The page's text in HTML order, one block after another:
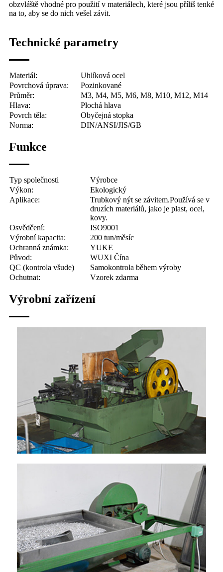
obzvláště vhodné pro použití v materiálech, které jsou příliš tenké
na to, aby se do nich vešel závit.
Technické parametry
Materiál:
Uhlíková ocel
Povrchová úprava:
Pozinkované
Průměr:
M3, M4, M5, M6, M8, M10, M12, M14
Hlava:
Plochá hlava
Povrch těla:
Obyčejná stopka
Norma:
DIN/ANSI/JIS/GB
Funkce
Typ společnosti
Výrobce
Výkon:
Ekologický
Aplikace:
Trubkový nýt se závitem.Používá se v
druzích materiálů, jako je plast, ocel,
kovy.
Osvědčení:
ISO9001
Výrobní kapacita:
200 tun/měsíc
Ochranná známka:
YUKE
Původ:
WUXI Čína
QC (kontrola všude)
Samokontrola během výroby
Ochutnat:
Vzorek zdarma
Výrobní zařízení